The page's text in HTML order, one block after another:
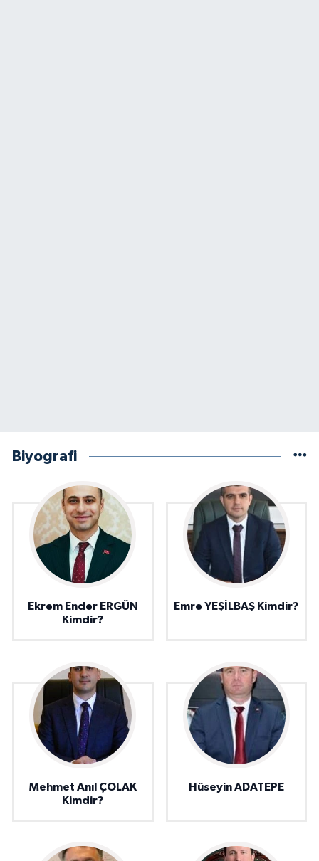
Biyografi
Ekrem Ender ERGÜN
Kimdir?
Emre YEŞİLBAŞ Kimdir?
Mehmet Anıl ÇOLAK
Kimdir?
Hüseyin ADATEPE